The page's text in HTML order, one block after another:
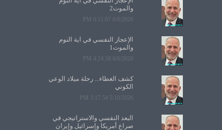
والموت2
6/8/2026 6:11:07 PM
الإعجاز النفسي في آية النوم
والموت1
6/6/2026 4:24:58 PM
كشف الغطاء... رحلة ميلاد الوعي
الكوني
5/10/2026 3:17:54 PM
البعد النفسي والاستراتيجي في
صراع أمريكا وإسرائيل وإيران